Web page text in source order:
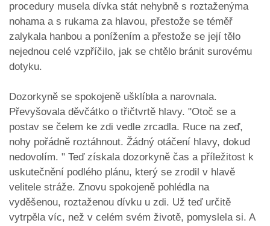
procedury musela dívka stát nehybně s roztaženýma
nohama a s rukama za hlavou, přestože se téměř
zalykala hanbou a ponížením a přestože se její tělo
nejednou celé vzpříčilo, jak se chtělo bránit surovému
dotyku.
Dozorkyně se spokojeně ušklíbla a narovnala.
Převyšovala děvčátko o třičtvrtě hlavy. "Otoč se a
postav se čelem ke zdi vedle zrcadla. Ruce na zeď,
nohy pořádně roztáhnout. Žádný otáčení hlavy, dokud
nedovolím. " Teď získala dozorkyně čas a příležitost k
uskutečnění podlého plánu, který se zrodil v hlavě
velitele stráže. Znovu spokojeně pohlédla na
vyděšenou, roztaženou dívku u zdi. Už teď určitě
vytrpěla víc, než v celém svém životě, pomyslela si. A